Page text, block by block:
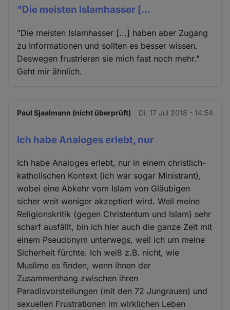
"Die meisten Islamhasser [...
"Die meisten Islamhasser [...] haben aber Zugang
zu Informationen und sollten es besser wissen.
Deswegen frustrieren sie mich fast noch mehr."
Geht mir ähnlich.
Paul Sjaalmann (nicht überprüft) Di. 17 Jul 2018 - 14:54
Ich habe Analoges erlebt, nur
Ich habe Analoges erlebt, nur in einem christlich-
katholischen Kontext (ich war sogar Ministrant),
wobei eine Abkehr vom Islam von Gläubigen
sicher weit weniger akzeptiert wird. Weil meine
Religionskritik (gegen Christentum und Islam) sehr
scharf ausfällt, bin ich hier auch die ganze Zeit mit
einem Pseudonym unterwegs, weil ich um meine
Sicherheit fürchte. Ich weiß z.B. nicht, wie
Muslime es finden, wenn ihnen der
Zusammenhang zwischen ihren
Paradisvorstellungen (mit den 72 Jungrauen) und
sexuellen Frustrationen im wirklichen Leben